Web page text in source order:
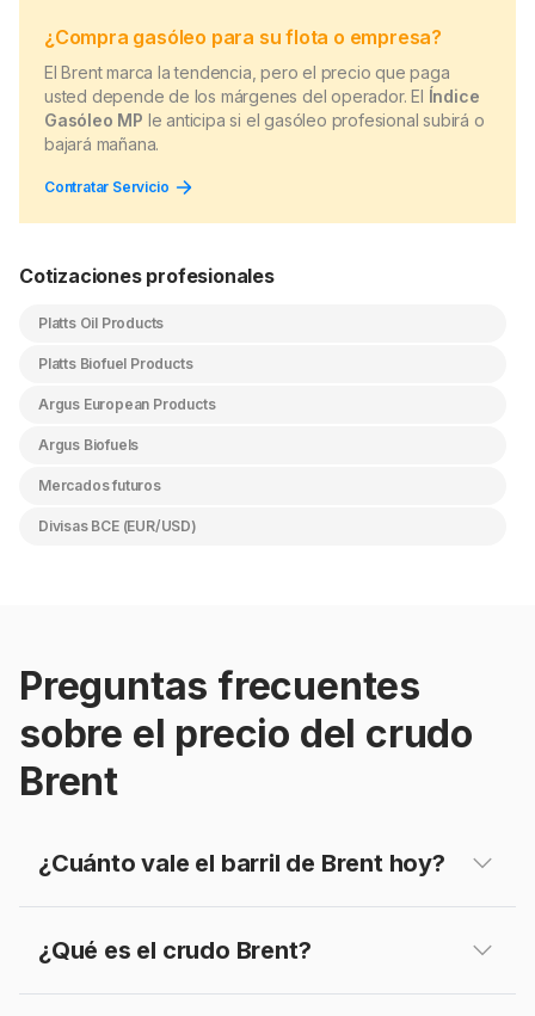
¿Compra gasóleo para su flota o empresa?
El Brent marca la tendencia, pero el precio que paga
usted depende de los márgenes del operador. El Índice
Gasóleo MP le anticipa si el gasóleo profesional subirá o
bajará mañana.
Contratar Servicio
Cotizaciones profesionales
Platts Oil Products
Platts Biofuel Products
Argus European Products
Argus Biofuels
Mercados futuros
Divisas BCE (EUR/USD)
Preguntas frecuentes
sobre el precio del crudo
Brent
¿Cuánto vale el barril de Brent hoy?
Agosto de 2026es de 87.61 USD, equivalente
a 75.91 EUR al tipo de cambio EUR/USD
¿Qué es el crudo Brent?